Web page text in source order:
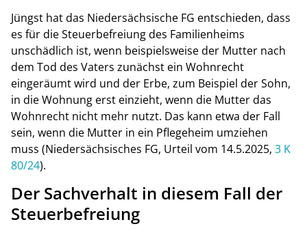
Jüngst hat das Niedersächsische FG entschieden, dass
es für die Steuerbefreiung des Familienheims
unschädlich ist, wenn beispielsweise der Mutter nach
dem Tod des Vaters zunächst ein Wohnrecht
eingeräumt wird und der Erbe, zum Beispiel der Sohn,
in die Wohnung erst einzieht, wenn die Mutter das
Wohnrecht nicht mehr nutzt. Das kann etwa der Fall
sein, wenn die Mutter in ein Pflegeheim umziehen
muss (Niedersächsisches FG, Urteil vom 14.5.2025, 3 K
80/24).
Der Sachverhalt in diesem Fall der
Steuerbefreiung